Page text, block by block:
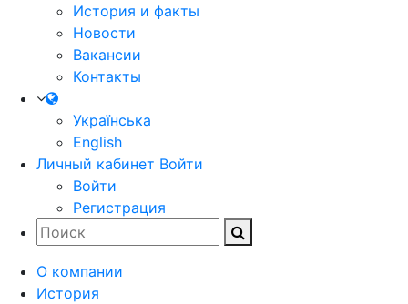
История и факты
Новости
Вакансии
Контакты
Українська
English
Личный кабинет Войти
Войти
Регистрация
О компании
История